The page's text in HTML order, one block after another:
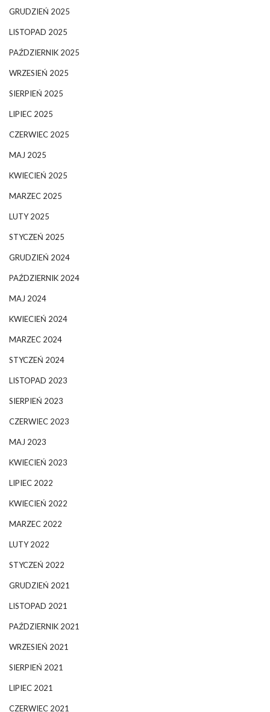
GRUDZIEŃ 2025
LISTOPAD 2025
PAŹDZIERNIK 2025
WRZESIEŃ 2025
SIERPIEŃ 2025
LIPIEC 2025
CZERWIEC 2025
MAJ 2025
KWIECIEŃ 2025
MARZEC 2025
LUTY 2025
STYCZEŃ 2025
GRUDZIEŃ 2024
PAŹDZIERNIK 2024
MAJ 2024
KWIECIEŃ 2024
MARZEC 2024
STYCZEŃ 2024
LISTOPAD 2023
SIERPIEŃ 2023
CZERWIEC 2023
MAJ 2023
KWIECIEŃ 2023
LIPIEC 2022
KWIECIEŃ 2022
MARZEC 2022
LUTY 2022
STYCZEŃ 2022
GRUDZIEŃ 2021
LISTOPAD 2021
PAŹDZIERNIK 2021
WRZESIEŃ 2021
SIERPIEŃ 2021
LIPIEC 2021
CZERWIEC 2021